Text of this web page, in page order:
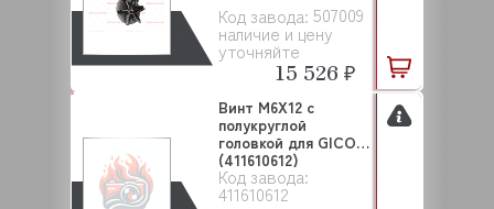
Код завода: 507009
наличие и цену
уточняйте
15 526 ₽
Код завода:
411610612
Винт M6X12 с
полукруглой
головкой для GICO
(411610612)